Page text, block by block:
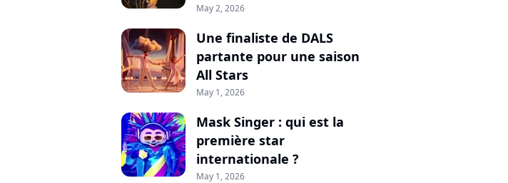
May 2, 2026
Une finaliste de DALS
partante pour une saison
All Stars
May 1, 2026
Mask Singer : qui est la
première star
internationale ?
May 1, 2026